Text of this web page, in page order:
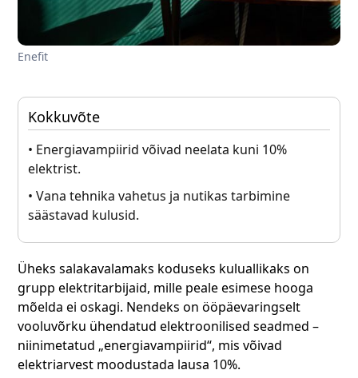
Enefit
Kokkuvõte
• Energiavampiirid võivad neelata kuni 10%
elektrist.
• Vana tehnika vahetus ja nutikas tarbimine
säästavad kulusid.
Üheks salakavalamaks koduseks kuluallikaks on
grupp elektritarbijaid, mille peale esimese hooga
mõelda ei oskagi. Nendeks on ööpäevaringselt
vooluvõrku ühendatud elektroonilised seadmed –
niinimetatud „energiavampiirid“, mis võivad
elektriarvest moodustada lausa 10%.